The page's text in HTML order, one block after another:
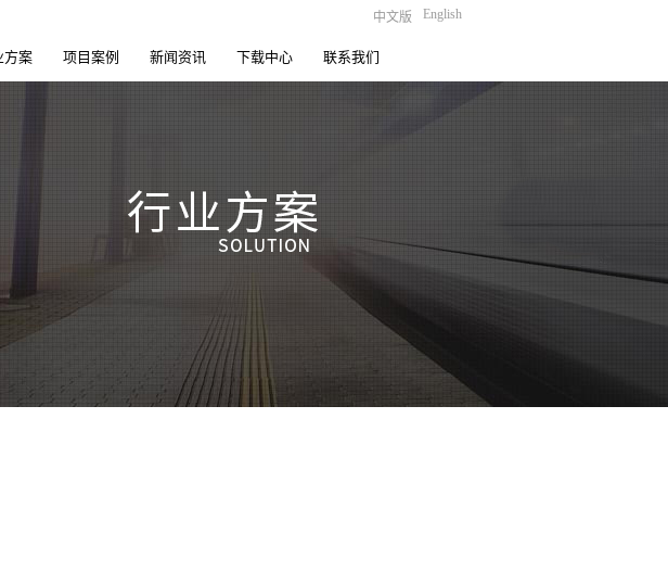
中文版 English
方案 项目案例 新闻资讯 下载中心 联系我们